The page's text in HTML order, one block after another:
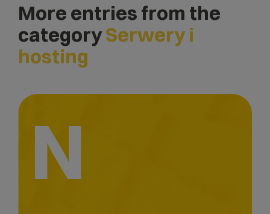
More entries from the
categorySerwery i
hosting
N